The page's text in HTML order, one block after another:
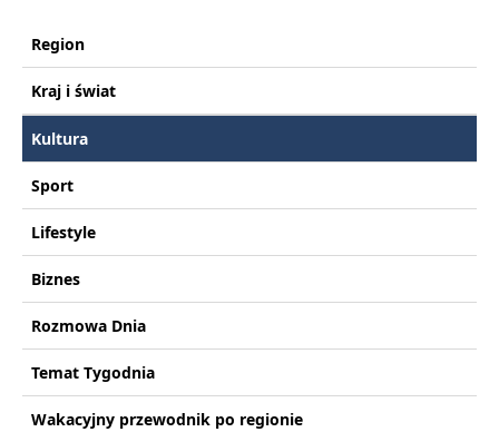
Region
Kraj i świat
Kultura
Sport
Lifestyle
Biznes
Rozmowa Dnia
Temat Tygodnia
Wakacyjny przewodnik po regionie